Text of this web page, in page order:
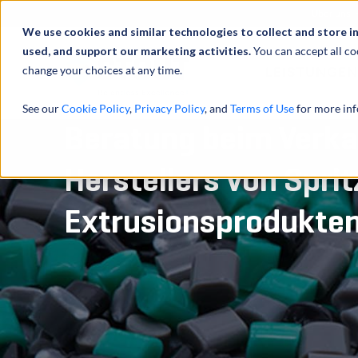
We use cookies and similar technologies to collect and store
used, and support our marketing activities.You can accept all
change your choices at any time.
See ourCookie Policy, Privacy Policy, and Terms of Usefor more
Beratung beim
Herstellers von